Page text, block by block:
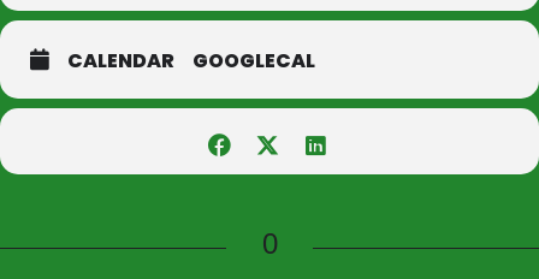
CALENDAR GOOGLECAL
0